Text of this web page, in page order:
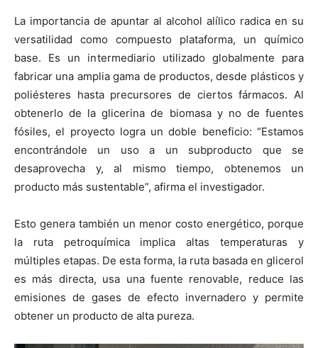
La importancia de apuntar al alcohol alílico radica en su
versatilidad como compuesto plataforma, un químico
base. Es un intermediario utilizado globalmente para
fabricar una amplia gama de productos, desde plásticos y
poliésteres hasta precursores de ciertos fármacos. Al
obtenerlo de la glicerina de biomasa y no de fuentes
fósiles, el proyecto logra un doble beneficio: “Estamos
encontrándole un uso a un subproducto que se
desaprovecha y, al mismo tiempo, obtenemos un
producto más sustentable”, afirma el investigador.
Esto genera también un menor costo energético, porque
la ruta petroquímica implica altas temperaturas y
múltiples etapas. De esta forma, la ruta basada en glicerol
es más directa, usa una fuente renovable, reduce las
emisiones de gases de efecto invernadero y permite
obtener un producto de alta pureza.